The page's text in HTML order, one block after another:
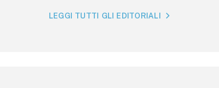
LEGGI TUTTI GLI EDITORIALI